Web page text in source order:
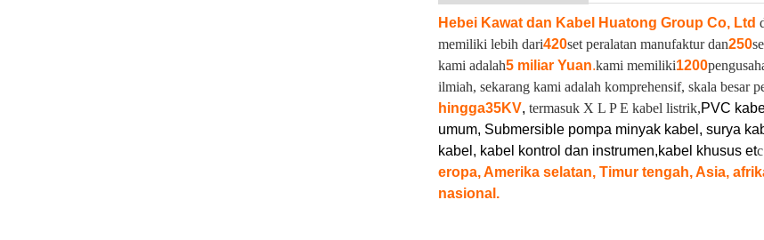
Hebei Kawat dan Kabel Huatong Group Co, Ltd
memiliki lebih dari420set peralatan manufaktur dan250
kami adalah5 miliar Yuan.kami memiliki1200
ilmiah, sekarang kami adalah komprehensif, skala besar
hingga35KV, termasuk X L P E kabel listrik,PVC
umum, Submersible pompa minyak kabel, surya
kabel, kabel kontrol dan instrumen,kabel khusus et
eropa, Amerika selatan, Timur tengah, Asia,
nasional.